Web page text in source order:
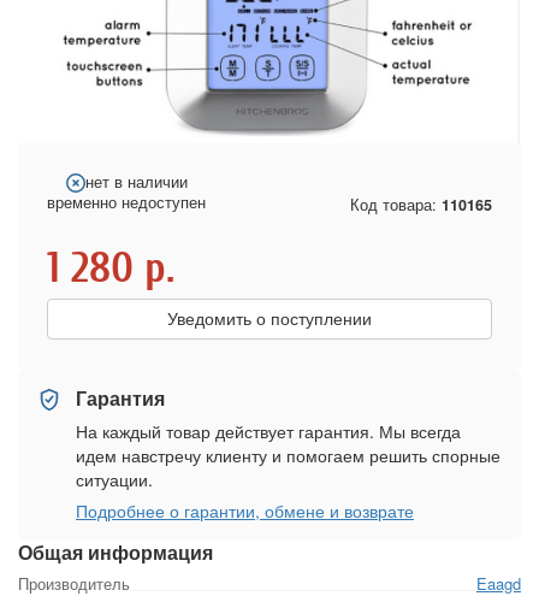
Общая информация
Производитель Eaagd
нет в наличии
временно недоступен
Код товара: 110165
1 280 р.
Уведомить о поступлении
Гарантия
На каждый товар действует гарантия. Мы всегда
идем навстречу клиенту и помогаем решить спорные
ситуации.
Подробнее о гарантии, обмене и возврате